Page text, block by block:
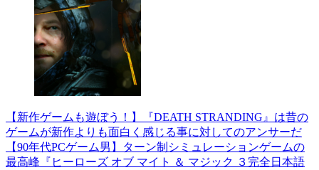
【新作ゲームも遊ぼう！】『DEATH STRANDING』は昔の
ゲームが新作よりも面白く感じる事に対してのアンサーだ
【90年代PCゲーム男】ターン制シミュレーションゲームの
最高峰『ヒーローズ オブ マイト ＆ マジック ３完全日本語